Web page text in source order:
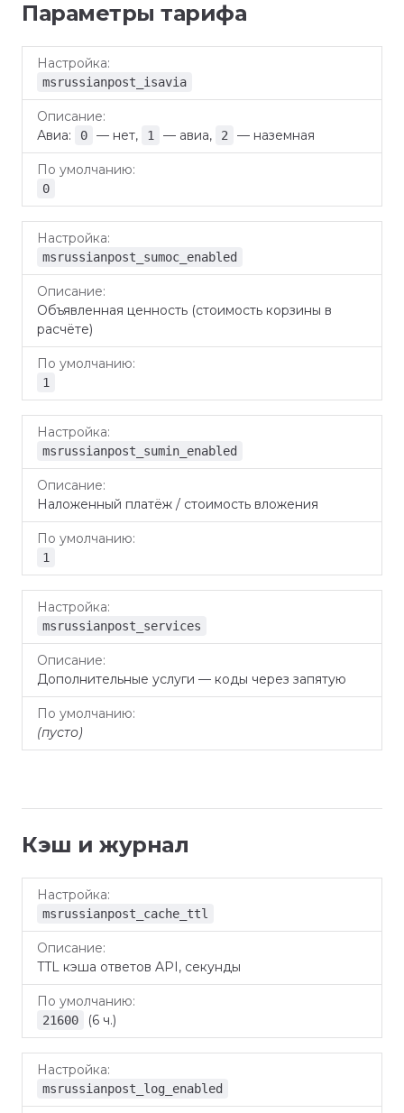
Параметры тарифа
Настройка
msrussianpost_isavia
Авиа: 0 — нет, 1 — авиа, 2 — наземная
0
msrussianpost_sumoc_enabled
Объявленная ценность (стоимость корзины в
расчёте)
1
msrussianpost_sumin_enabled
Наложенный платёж / стоимость вложения
1
msrussianpost_services
Дополнительные услуги — коды через запятую
(пусто)
Кэш и журнал
Настройка
msrussianpost_cache_ttl
TTL кэша ответов API, секунды
21600 (6 ч.)
msrussianpost_log_enabled